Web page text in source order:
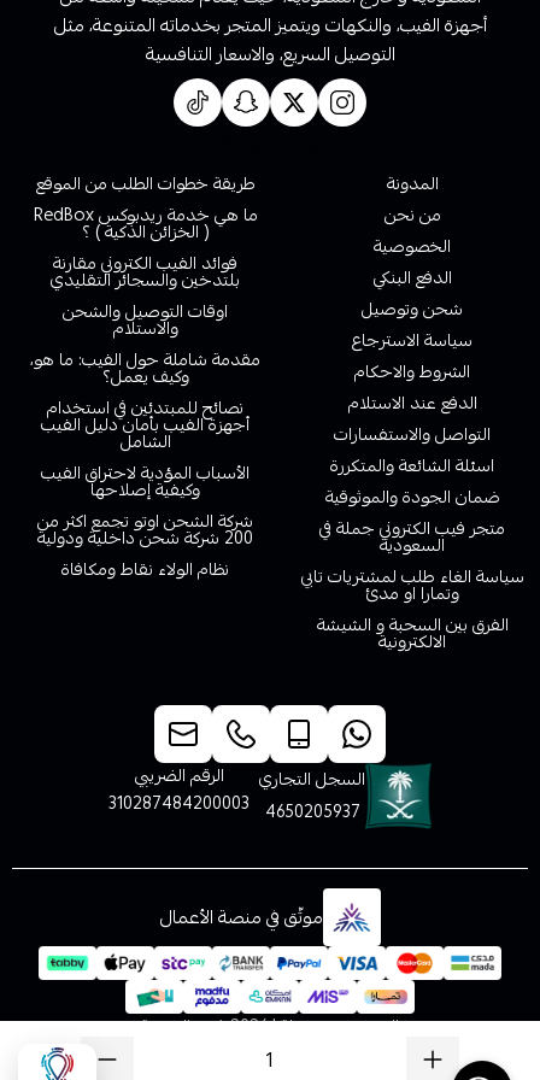
أجهزة الفيب، والنكهات ويتميز المتجر بخدماته المتنوعة، مثل
التوصيل السريع، والاسعار التنافسية
المدونة
من نحن
الخصوصية
الدفع البنكي
شحن وتوصيل
سياسة الاسترجاع
الشروط والاحكام
الدفع عند الاستلام
التواصل والاستفسارات
اسئلة الشائعة والمتكررة
ضمان الجودة والموثوقية
متجر فيب الكتروني جملة في
السعودية
سياسة الغاء طلب لمشتريات تابي
وتمارا او مدئ
الفرق بين السحبة و الشيشة
الالكترونية
طريقة خطوات الطلب من الموقع
ما هي خدمة ريدبوكس RedBox
( الخزائن الذكية ) ؟
فوائد الفيب الكتروني مقارنة
بلتدخين والسجائر التقليدي
اوقات التوصيل والشحن
والاستلام
مقدمة شاملة حول الفيب: ما هو،
وكيف يعمل؟
نصائح للمبتدئين في استخدام
أجهزة الفيب بأمان دليل الفيب
الشامل
الأسباب المؤدية لاحتراق الفيب
وكيفية إصلاحها
شركة الشحن اوتو تجمع اكثر من
200 شركة شحن داخلية ودولية
نظام الولاء نقاط ومكافاة
السجل التجاري
4650205937
الرقم الضريبي
310287484200003
موثّق في منصة الأعمال
الحقوق محفوظة | 2026 فيب المدينة